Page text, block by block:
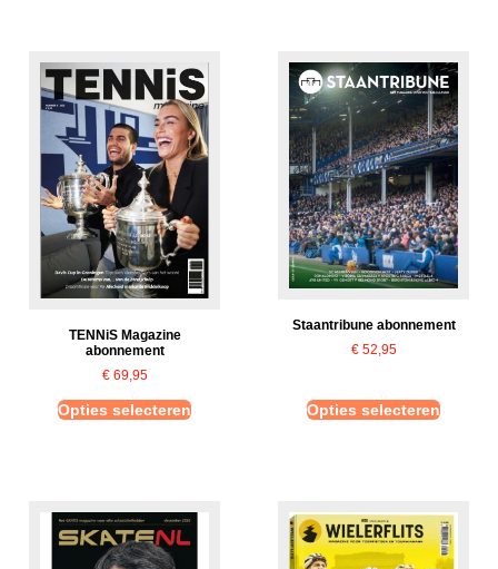
TENNiS Magazine
abonnement
€69,95
Opties selecteren
Staantribune abonnement
€52,95
Opties selecteren